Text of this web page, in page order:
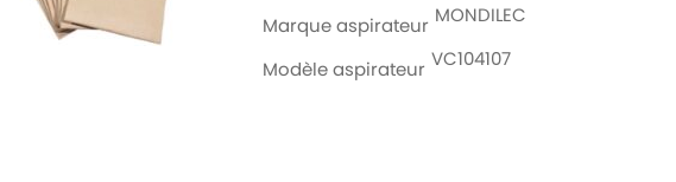
Marque aspirateur MONDILEC
Modèle aspirateur VC104107